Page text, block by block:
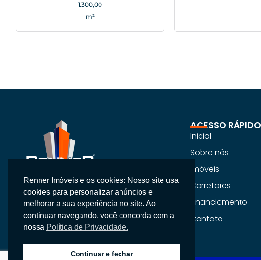
1.300,00
m²
Na Renner Imobiliária, não vendemos
apenas imóveis, entregamos segurança,
confiança e um atendimento
personalizado.
ACESSO RÁPIDO
Inicial
Sobre nós
Imóveis
Corretores
Financiamento
Contato
Renner Imóveis e os cookies: Nosso site usa
cookies para personalizar anúncios e
melhorar a sua experiência no site. Ao
continuar navegando, você concorda com a
nossa Política de Privacidade.
Continuar e fechar